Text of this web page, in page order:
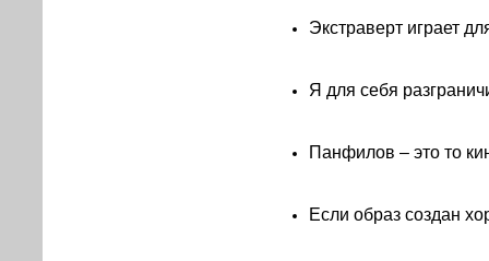
Экстраверт играет
Я для себя
Панфилов – это то
Если образ создан